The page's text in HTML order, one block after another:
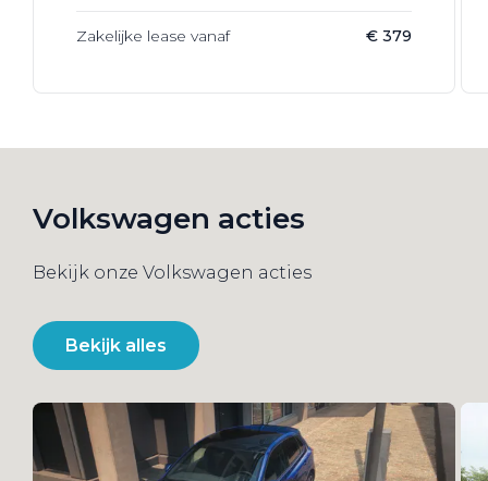
Zakelijke lease vanaf € 379
Volkswagen acties
Bekijk onze Volkswagen acties
Bekijk alles